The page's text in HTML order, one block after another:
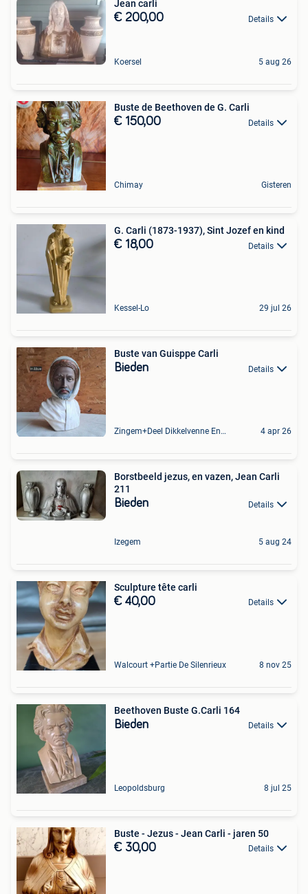
Jean carli
€ 200,00 Details
Koersel 5 aug 26
Buste de Beethoven de G. Carli
€ 150,00 Details
Chimay Gisteren
G. Carli (1873-1937), Sint Jozef en kind
€ 18,00 Details
Kessel-Lo 29 jul 26
Buste van Guisppe Carli
Bieden Details
Zingem+Deel Dikkelvenne En Nederzwalm-Hermelgem 4 apr 26
Borstbeeld jezus, en vazen, Jean Carli
211
Bieden Details
Izegem 5 aug 24
Sculpture tête carli
€ 40,00 Details
Walcourt +Partie De Silenrieux 8 nov 25
Beethoven Buste G.Carli 164
Bieden Details
Leopoldsburg 8 jul 25
Buste - Jezus - Jean Carli - jaren 50
€ 30,00 Details